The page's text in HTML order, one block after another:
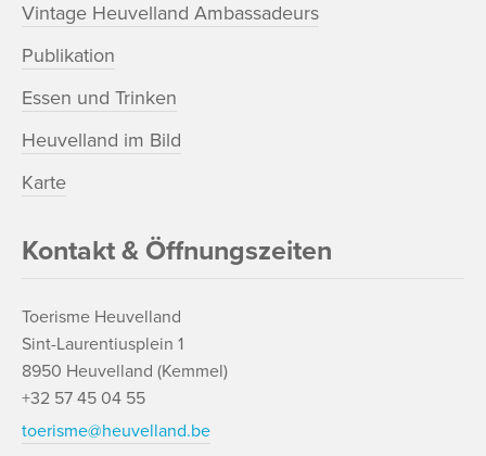
Vintage Heuvelland Ambassadeurs
Publikation
Essen und Trinken
Heuvelland im Bild
Karte
Kontakt & Öffnungszeiten
Toerisme Heuvelland
Sint-Laurentiusplein 1
8950 Heuvelland (Kemmel)
+32 57 45 04 55
toerisme@heuvelland.be